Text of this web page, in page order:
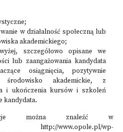
w działalność społeczną lub
akademickiego;
szczegółowo opisane we
lub zaangażowania kandydata
osiągnięcia, pozytywnie
środowisko akademickie, z
i ukończenia kursów i szkoleń
kandydata.
można znaleźć w
www.opole.pl/wp-